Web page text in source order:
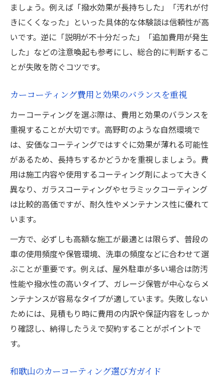
ましょう。例えば「撥水効果が長持ちした」「汚れが付
きにくくなった」といった具体的な体験談は信頼性が高
いです。逆に「説明が不十分だった」「追加費用が発生
した」などの注意喚起も参考にし、総合的に判断するこ
とが失敗を防ぐコツです。
カーコーティング費用と効果のバランスを重視
カーコーティングを選ぶ際は、費用と効果のバランスを
重視することが大切です。高野町のような自然環境で
は、安価なコーティングではすぐに効果が薄れる可能性
があるため、長持ちするかどうかを重視しましょう。費
用は施工内容や使用するコーティング剤によって大きく
異なり、ガラスコーティングやセラミックコーティング
は比較的高価ですが、耐久性やメンテナンス性に優れて
います。
一方で、必ずしも高額な施工が最適とは限らず、普段の
車の使用頻度や保管環境、洗車の頻度などに合わせて選
ぶことが重要です。例えば、屋外駐車が多い場合は防汚
性能や撥水性の高いタイプ、ガレージ保管が中心ならメ
ンテナンスが容易なタイプが適しています。失敗しない
ためには、見積もり時に費用の内訳や保証内容をしっか
り確認し、納得したうえで契約することがポイントで
す。
和歌山のカーコーティング選び方ガイド